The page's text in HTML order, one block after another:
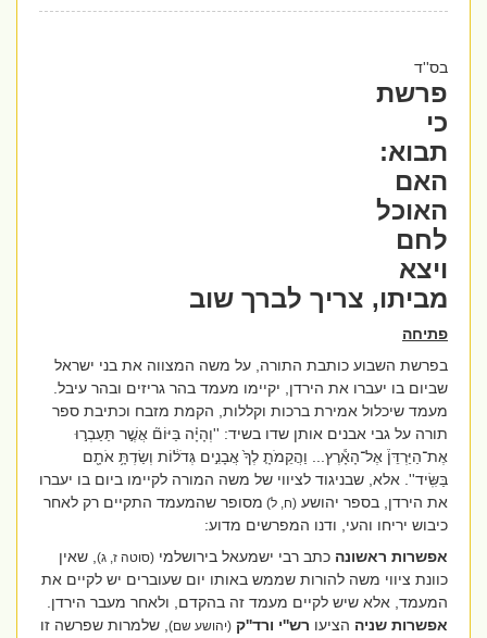
בס''ד
פרשת
כי
תבוא:
האם
האוכל
לחם
ויצא
מביתו, צריך לברך שוב
פתיחה
בפרשת השבוע כותבת התורה, על משה המצווה את בני ישראל
שביום בו יעברו את הירדן, יקיימו מעמד בהר גריזים ובהר עיבל.
מעמד שיכלול אמירת ברכות וקללות, הקמת מזבח וכתיבת ספר
תורה על גבי אבנים אותן שדו בשיד: ''וְהָיָ֗ה בַּיּוֹם֘ אֲשֶׁ֣ר תַּעַבְר֣וּ
אֶת־הַיַּרְדֵּן֒ אֶל־הָאָ֕רֶץ... וַהֲקֵמֹתָ֤ לְךָ֙ אֲבָנִ֣ים גְּדֹל֔וֹת וְשַׂדְתָּ֥ אֹתָ֖ם
בַּשִּֽׂיד''. אלא, שבניגוד לציווי של משה המורה לקיימו ביום בו יעברו
את הירדן, בספר יהושע(ח, ל) מסופר שהמעמד התקיים רק לאחר
כיבוש יריחו והעי, ודנו המפרשים מדוע:
אפשרות ראשונהכתב רבי ישמעאל בירושלמי(סוטה ז, ג) , שאין
כוונת ציווי משה להורות שממש באותו יום שעוברים יש לקיים את
המעמד, אלא שיש לקיים מעמד זה בהקדם, ולאחר מעבר הירדן.
אפשרות שניההציעורש''י ורד''ק (יהושע שם), שלמרות שפרשה זו